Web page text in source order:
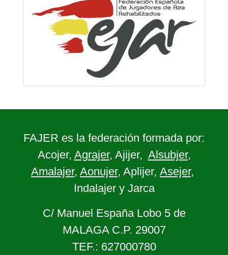
FAJER es la federación formada por:
Acojer, Agrajer, Ajijer, Alsubjer,
Amalajer, Aonujer, Aplijer, Asejer,
Indalajer y Jarca
C/ Manuel España Lobo 5 de
MALAGA C.P. 29007
TEF.: 627000780